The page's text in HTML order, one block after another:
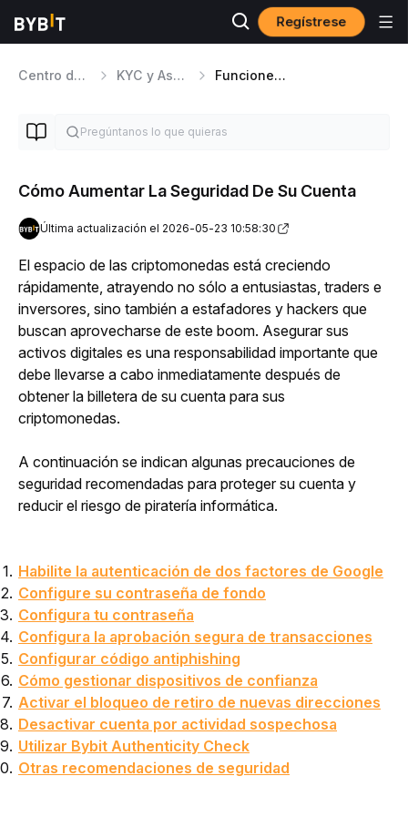
Regístrese
Centro de ayuda KYC y Asuntos de Seguridad Funciones de Seguridad Adicionales
Cómo Aumentar La Seguridad De Su Cuenta
Última actualización el 2026-05-23 10:58:30
El espacio de las criptomonedas está creciendo
rápidamente, atrayendo no sólo a entusiastas, traders e
inversores, sino también a estafadores y hackers que
buscan aprovecharse de este boom. Asegurar sus
activos digitales es una responsabilidad importante que
debe llevarse a cabo inmediatamente después de
obtener la billetera de su cuenta para sus
criptomonedas.
A continuación se indican algunas precauciones de
seguridad recomendadas para proteger su cuenta y
reducir el riesgo de piratería informática.
Habilite la autenticación de dos factores de Google
Configure su contraseña de fondo
Configura tu contraseña
Configura la aprobación segura de transacciones
Configurar código antiphishing
Cómo gestionar dispositivos de confianza
Activar el bloqueo de retiro de nuevas direcciones
Desactivar cuenta por actividad sospechosa
Utilizar Bybit Authenticity Check
Otras recomendaciones de seguridad